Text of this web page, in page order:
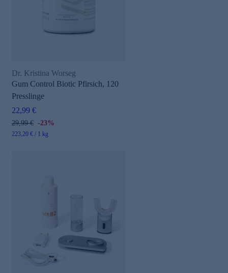
Dr. Kristina Worseg
Gum Control Biotic Pfirsich, 120
Presslinge
22,99 €
29,99 € -23%
223,20 € / 1 kg